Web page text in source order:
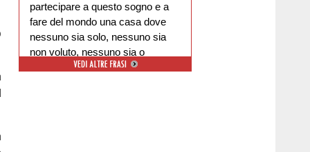
partecipare a questo sogno e a
fare del mondo una casa dove
nessuno sia solo, nessuno sia
non voluto, nessuno sia o